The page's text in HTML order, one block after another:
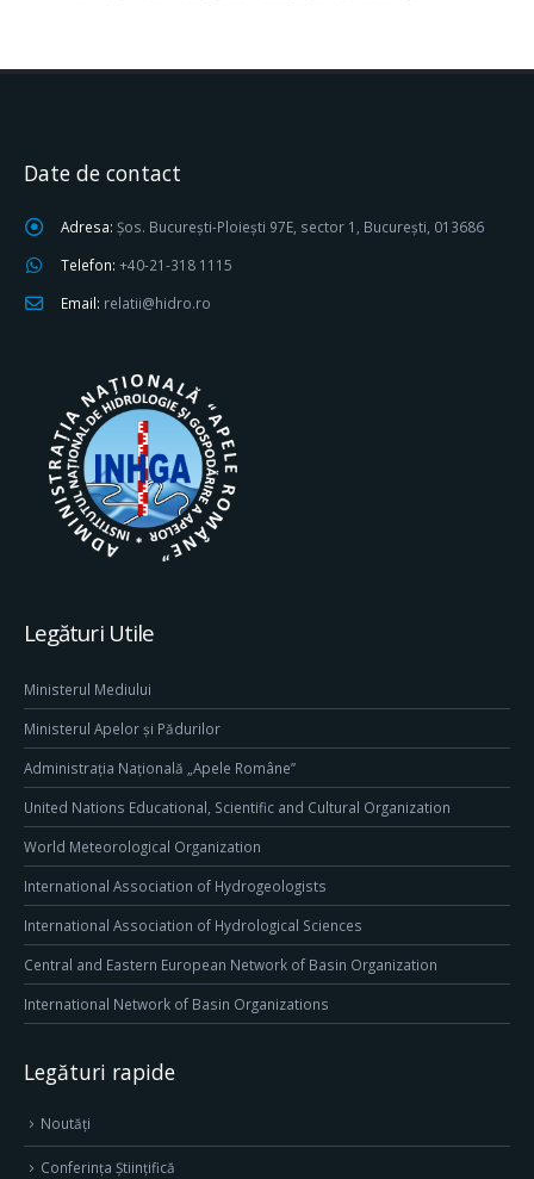
Date de contact
Adresa: Șos. București-Ploiești 97E, sector 1, București, 013686
Telefon: +40-21-318 1115
Email: relatii@hidro.ro
Legături Utile
Ministerul Mediului
Ministerul Apelor și Pădurilor
Administrația Națională „Apele Române”
United Nations Educational, Scientific and Cultural Organization
World Meteorological Organization
International Association of Hydrogeologists
International Association of Hydrological Sciences
Central and Eastern European Network of Basin Organization
International Network of Basin Organizations
Legături rapide
Noutăți
Conferința Științifică